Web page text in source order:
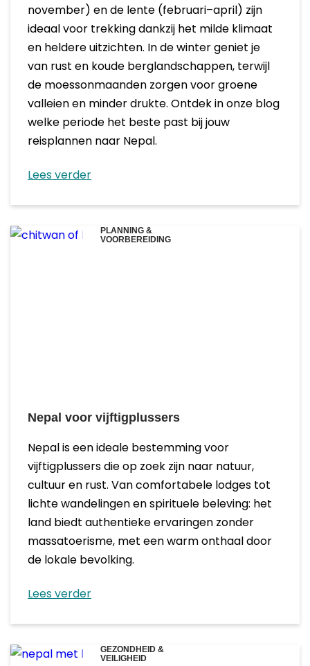
november) en de lente (februari–april) zijn
ideaal voor trekking dankzij het milde klimaat
en heldere uitzichten. In de winter geniet je
van rust en koude berglandschappen, terwijl
de moessonmaanden zorgen voor groene
valleien en minder drukte. Ontdek in onze blog
welke periode het beste past bij jouw
reisplannen naar Nepal.
Lees verder
PLANNING &
VOORBEREIDING
Nepal voor vijftigplussers
Nepal is een ideale bestemming voor
vijftigplussers die op zoek zijn naar natuur,
cultuur en rust. Van comfortabele lodges tot
lichte wandelingen en spirituele beleving: het
land biedt authentieke ervaringen zonder
massatoerisme, met een warm onthaal door
de lokale bevolking.
Lees verder
GEZONDHEID &
VEILIGHEID